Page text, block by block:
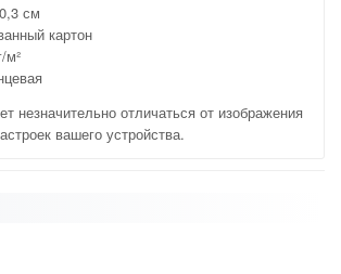
см
картон
м²
незначительно отличаться от изображения
вашего устройства.